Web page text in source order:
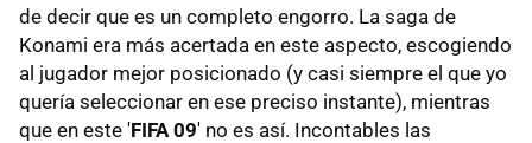
de decir que es un completo engorro. La saga de
Konami era más acertada en este aspecto, escogiendo
al jugador mejor posicionado (y casi siempre el que yo
quería seleccionar en ese preciso instante), mientras
que en este 'FIFA 09' no es así. Incontables las